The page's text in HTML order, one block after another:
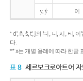
y, ý 이
* d', ň, š, t', j의 '디, 니, 시, 티,
다.
** x는 개별 용례에 따라 한글
표 8 세르보크로아트어